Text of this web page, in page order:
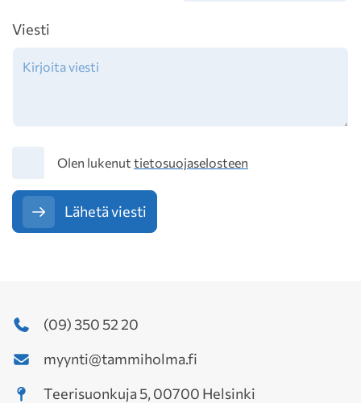
Viesti
TietosuojaOlen lukenut tietosuojaselosteen
Lähetä viesti
(09) 350 52 20
myynti@tammiholma.fi
Teerisuonkuja 5, 00700 Helsinki